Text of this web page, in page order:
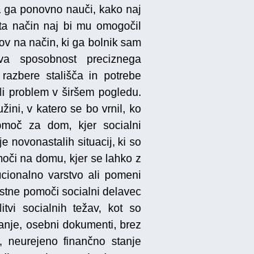
ga ponovno nauči, kako naj
način naj bi mu omogočil
na način, ki ga bolnik sam
sposobnost preciznega
stališča in potrebe
problem v širšem pogledu.
v katero se bo vrnil, ko
za dom, kjer socialni
novonastalih situacij, ki so
na domu, kjer se lahko z
varstvo ali pomeni
pomoči socialni delavec
socialnih težav, kot so
osebni dokumenti, brez
neurejeno finančno stanje